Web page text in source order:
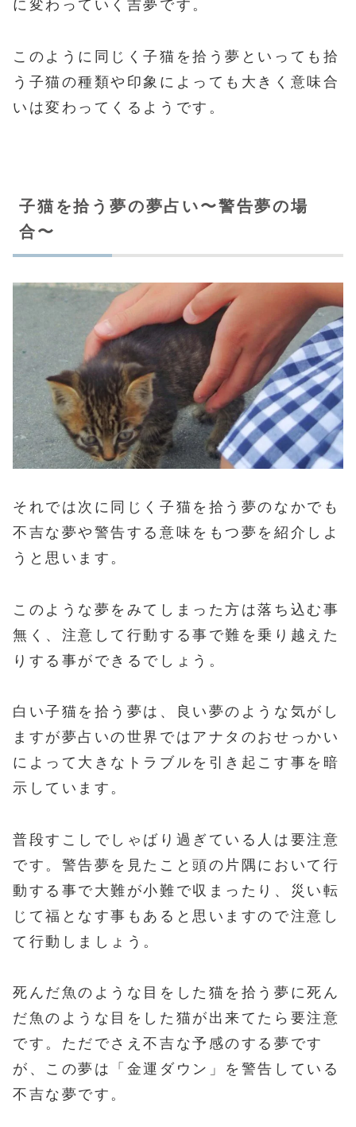
に変わっていく吉夢です。
このように同じく子猫を拾う夢といっても拾
う子猫の種類や印象によっても大きく意味合
いは変わってくるようです。
子猫を拾う夢の夢占い〜警告夢の場
合〜
それでは次に同じく子猫を拾う夢のなかでも
不吉な夢や警告する意味をもつ夢を紹介しよ
うと思います。
このような夢をみてしまった方は落ち込む事
無く、注意して行動する事で難を乗り越えた
りする事ができるでしょう。
白い子猫を拾う夢は、良い夢のような気がし
ますが夢占いの世界ではアナタのおせっかい
によって大きなトラブルを引き起こす事を暗
示しています。
普段すこしでしゃばり過ぎている人は要注意
です。警告夢を見たこと頭の片隅において行
動する事で大難が小難で収まったり、災い転
じて福となす事もあると思いますので注意し
て行動しましょう。
死んだ魚のような目をした猫を拾う夢に死ん
だ魚のような目をした猫が出来てたら要注意
です。ただでさえ不吉な予感のする夢です
が、この夢は「金運ダウン」を警告している
不吉な夢です。